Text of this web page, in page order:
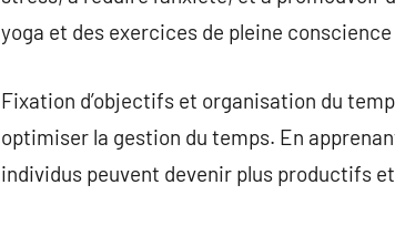
yoga et des exercices de pleine
Fixation d’objectifs et organisation du
optimiser la gestion du temps. En
individus peuvent devenir plus productifs